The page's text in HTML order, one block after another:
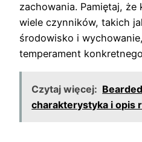
zachowania. Pamiętaj,
wiele czynników, takich
środowisko i
temperament
Czytaj więcej:
charakterystyka i opis